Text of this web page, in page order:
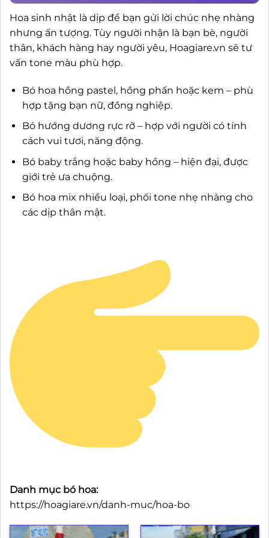
Hoa sinh nhật là dịp để bạn gửi lời chúc nhẹ nhàng
nhưng ấn tượng. Tùy người nhận là bạn bè, người
thân, khách hàng hay người yêu, Hoagiare.vn sẽ tư
vấn tone màu phù hợp.
Bó hoa hồng pastel, hồng phấn hoặc kem – phù
hợp tặng bạn nữ, đồng nghiệp.
Bó hướng dương rực rỡ – hợp với người có tính
cách vui tươi, năng động.
Bó baby trắng hoặc baby hồng – hiện đại, được
giới trẻ ưa chuộng.
Bó hoa mix nhiều loại, phối tone nhẹ nhàng cho
các dịp thân mật.
Danh mục bó hoa:
https://hoagiare.vn/danh-muc/hoa-bo